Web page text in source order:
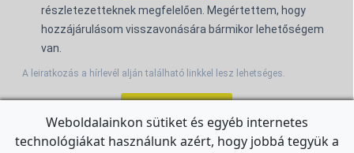
részletezetteknek megfelelően. Megértettem, hogy
hozzájárulásom visszavonására bármikor lehetőségem
van.
A leiratkozás a hírlevél alján található linkkel lesz lehetséges.
Weboldalainkon sütiket és egyéb internetes
technológiákat használunk azért, hogy jobbá tegyük a